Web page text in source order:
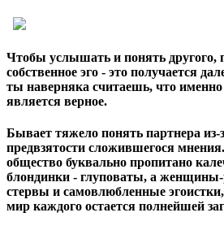
Чтобы услышать и понять другого,
собственное эго - это получается
ты наверняка считаешь, что именно
является верное.
Бывает тяжело понять партнера из-
предвзятости сложившегося
общество буквально пропитано
блондинки - глуповаты, а женщины-
стервы и самовлюбленные
мир каждого остается полнейшей